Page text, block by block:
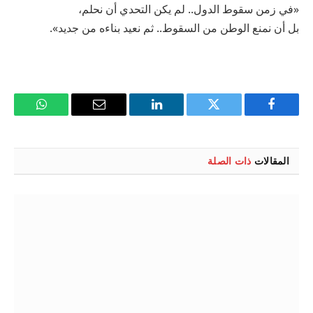
«في زمن سقوط الدول.. لم يكن التحدي أن نحلم،
بل أن نمنع الوطن من السقوط.. ثم نعيد بناءه من جديد».
فيسبوك تويتر لينكدإن
البريد
واتساب
المقالات ذات الصلة